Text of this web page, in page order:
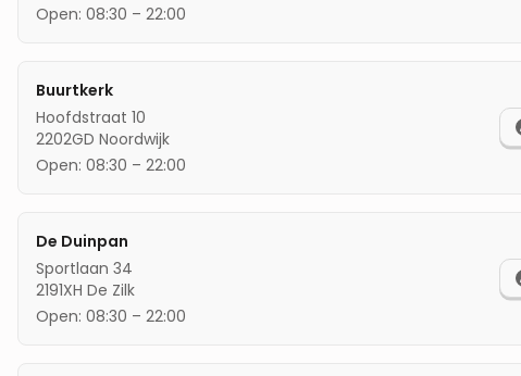
Open: 08:30 – 22:00
Buurtkerk
Hoofdstraat 10
2202GD Noordwijk
Open: 08:30 – 22:00
De Duinpan
Sportlaan 34
2191XH De Zilk
Open: 08:30 – 22:00